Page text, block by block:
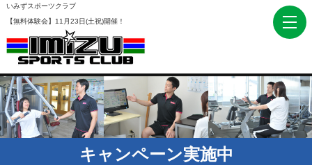
いみずスポーツクラブ
【無料体験会】11月23日(土祝)開催！
キャンペーン実施中